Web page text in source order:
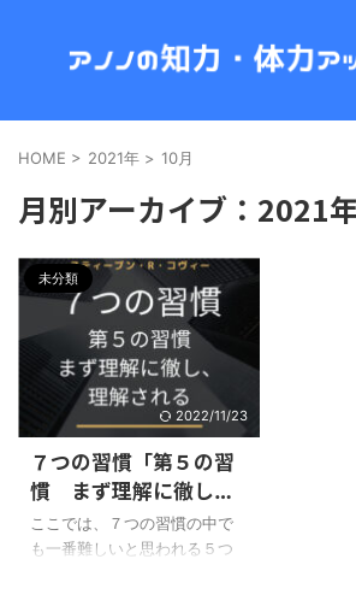
HOME > 2021年 > 10月
月別アーカイブ：2021
未分類
2022/11/23
７つの習慣「第５の習
慣 まず理解に徹し、
そして理解される」
【感想】
ここでは、７つの習慣の中で
も一番難しいと思われる５つ